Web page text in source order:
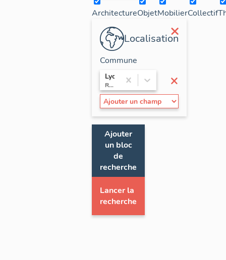
ArchitectureObjetMobilierCollectif
×
Localisation
×
Commune
Lyon
Rhône-Alpes / Rhône
Ajouter
un bloc
de
recherche
Lancer la
recherche